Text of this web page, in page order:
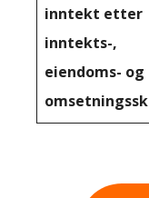
inntekt etter
inntekts-,
eiendoms- og